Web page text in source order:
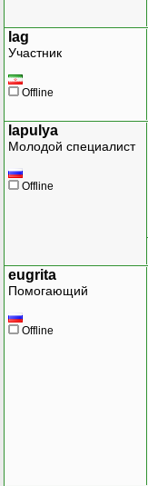
lag
Участник
Offline
lapulya
Молодой специалист
Offline
eugrita
Помогающий
Offline